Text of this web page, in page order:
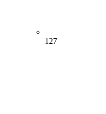
127